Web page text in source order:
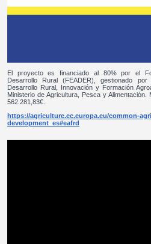
El proyecto es financiado al 80% por el
Desarrollo Rural (FEADER), gestionado
Desarrollo Rural, Innovación y Formación
Ministerio de Agricultura, Pesca y Alimentación.
562.281,83€.
https://agriculture.ec.europa.eu/common-
development_es#eafrd